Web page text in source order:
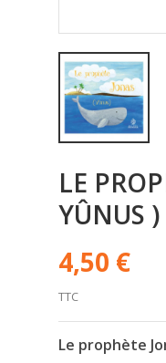
LE
YÛNUS )
4,50 €
TTC
Le prophète